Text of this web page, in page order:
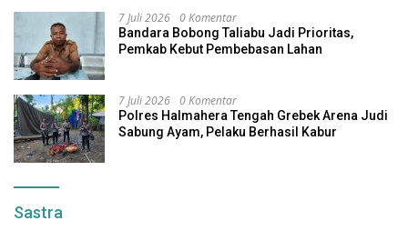
7 Juli 2026 0 Komentar
Bandara Bobong Taliabu Jadi Prioritas,
Pemkab Kebut Pembebasan Lahan
7 Juli 2026 0 Komentar
Polres Halmahera Tengah Grebek Arena Judi
Sabung Ayam, Pelaku Berhasil Kabur
Sastra